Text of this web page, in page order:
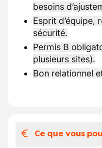
besoins
Esprit d’équipe,
sécurité.
Permis B
plusieurs sites).
Bon relationnel
Ce que vous